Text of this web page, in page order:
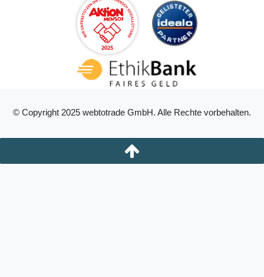
© Copyright 2025 webtotrade GmbH. Alle Rechte vorbehalten.